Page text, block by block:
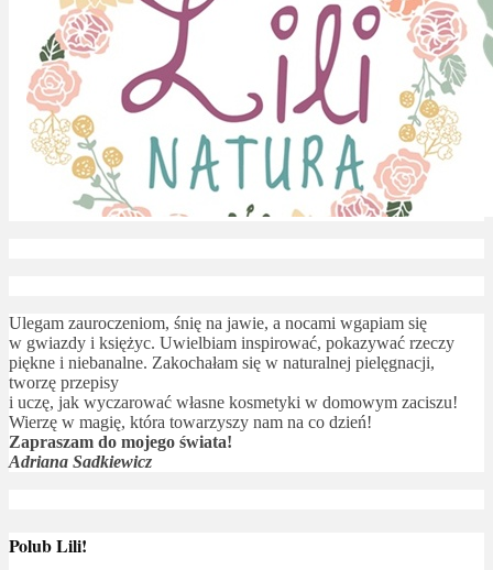
Ulegam zauroczeniom, śnię na jawie, a nocami wgapiam się
w gwiazdy i księżyc. Uwielbiam inspirować, pokazywać rzeczy
piękne i niebanalne. Zakochałam się w naturalnej pielęgnacji,
tworzę przepisy
i uczę, jak wyczarować własne kosmetyki w domowym zaciszu!
Wierzę w magię, która towarzyszy nam na co dzień!
Zapraszam do mojego świata!
Adriana Sadkiewicz
Polub Lili!